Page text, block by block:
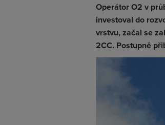
Operátor O2 v
investoval do
vrstvu, začal se
2CC. Postupně